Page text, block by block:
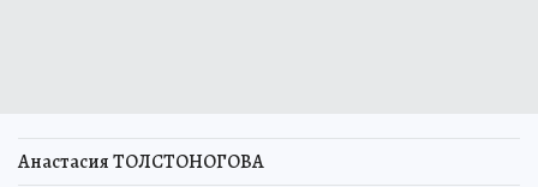
Анастасия ТОЛСТОНОГОВА